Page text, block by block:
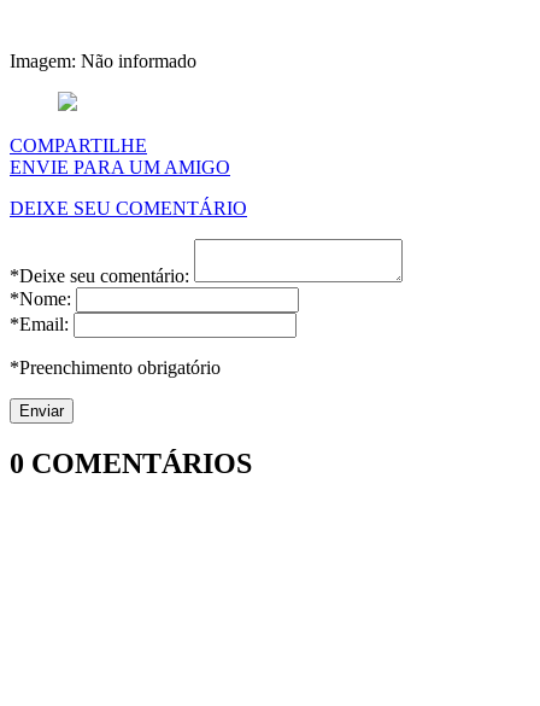
Imagem: Não informado
COMPARTILHE
ENVIE PARA UM AMIGO
DEIXE SEU COMENTÁRIO
*Deixe seu comentário:
*Nome:
*Email:
*Preenchimento obrigatório
0 COMENTÁRIOS